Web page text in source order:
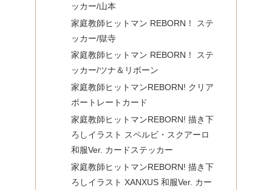
ッカー/山本
家庭教師ヒットマン REBORN！ ステ
ッカー/獄寺
家庭教師ヒットマン REBORN！ ステ
ッカー/ツナ＆リボーン
家庭教師ヒットマンREBORN! クリア
ポートレートカード
家庭教師ヒットマンREBORN! 描き下
ろしイラスト スペルビ・スクアーロ
和服Ver. カードステッカー
家庭教師ヒットマンREBORN! 描き下
ろしイラスト XANXUS 和服Ver. カー